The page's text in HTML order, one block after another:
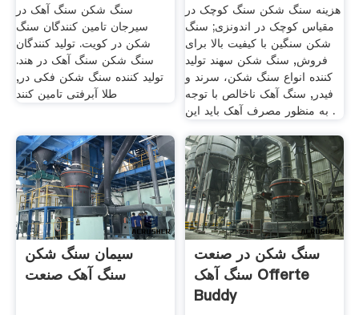
سنگ شکن سنگ آهک در
سیرجان تامین کنندگان سنگ
شکن در کویت. تولید کنندگان
سنگ شکن سنگ آهک در هند.
تولید کننده سنگ شکن فکی در,
طلا آبرفتی تامین کنند
هزینه سنگ شکن سنگ کوچک در
مقیاس کوچک در اندونزی; سنگ
شکن سنگین با کیفیت بالا برای
فروش, سنگ شکن سهند تولید
کننده انواع سنگ شکن، سرند و
فیدر, سنگ آهک ناخالص با توجه
به منظور مصرف آهک باید این .
سیمان سنگ شکن
سنگ آهک صنعت
سنگ شکن در صنعت
سنگ آهک Offerte
Buddy